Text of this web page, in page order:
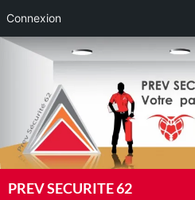
Connexion
Aller
PREV SECURITE 62